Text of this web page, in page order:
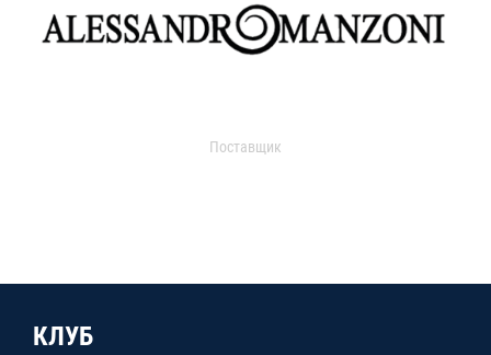
Поставщик
КЛУБ